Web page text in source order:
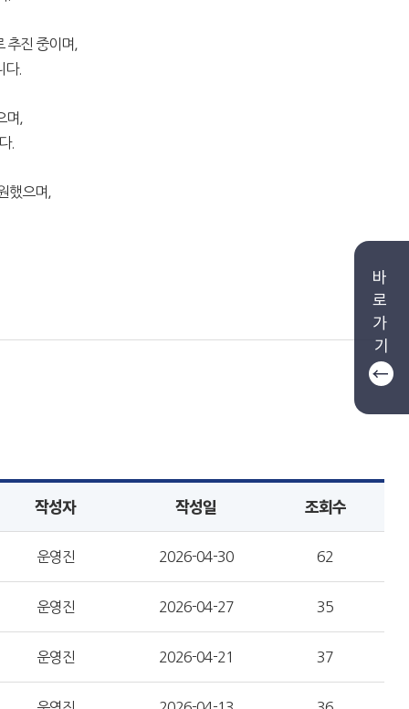
진 중이며,
다.
,
.
했으며,
작성자 작성일 조회수
운영진 2026-04-30 62
운영진 2026-04-27 35
운영진 2026-04-21 37
바
로
가
기